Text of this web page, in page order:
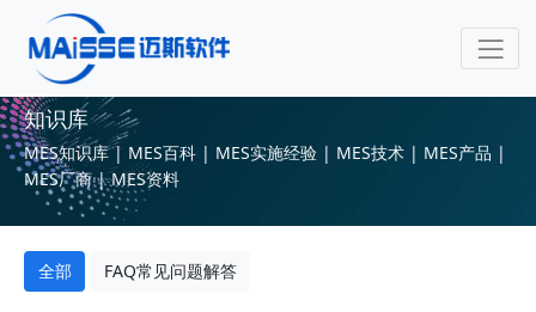
知识库
MES知识库 | MES百科 | MES实施经验 | MES技术 | MES产品 |
MES厂商 | MES资料
全部 FAQ常见问题解答